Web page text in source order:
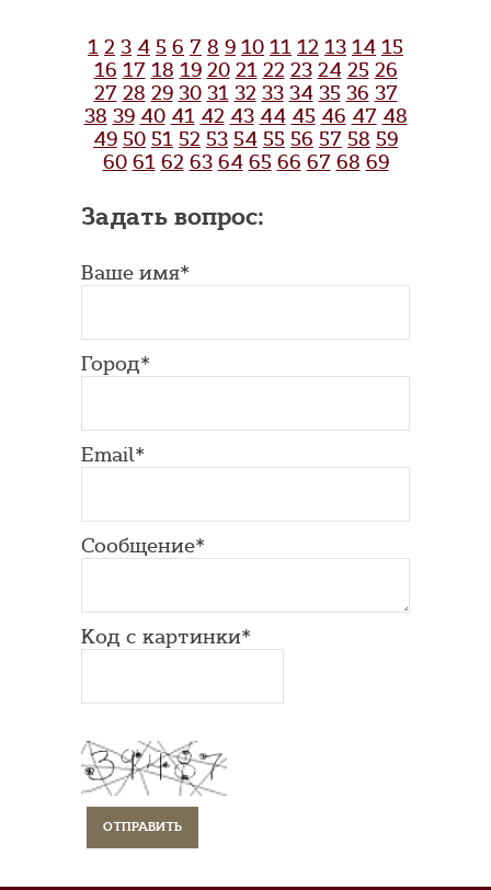
1 2 3 4 5 6 7 8 9 10 11 12 13 14 15
16 17 18 19 20 21 22 23 24 25 26
27 28 29 30 31 32 33 34 35 36 37
38 39 40 41 42 43 44 45 46 47 48
49 50 51 52 53 54 55 56 57 58 59
60 61 62 63 64 65 66 67 68 69
Задать вопрос:
Ваше имя*
Город*
Email*
Сообщение*
Код с картинки*